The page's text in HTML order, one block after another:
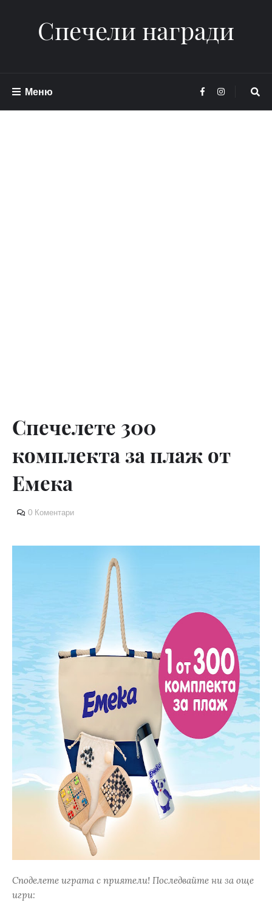
Спечели награди
Меню
Спечелете 300
комплекта за плаж от
Емека
0 Коментари
Споделете играта с приятели! Последвайте ни за още
игри: